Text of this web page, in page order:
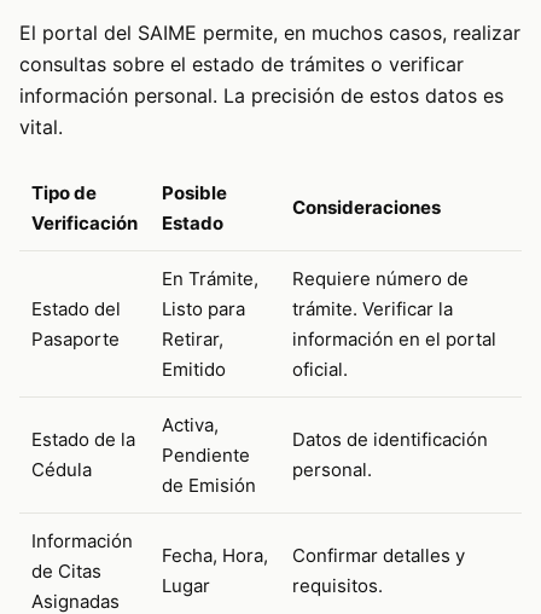
El portal del SAIME permite, en muchos casos, realizar
consultas sobre el estado de trámites o verificar
información personal. La precisión de estos datos es
vital.
Tipo de
Verificación
Posible
Estado
Consideraciones
Estado del
Pasaporte
En Trámite,
Listo para
Retirar,
Emitido
Requiere número de
trámite. Verificar la
información en el portal
oficial.
Estado de la
Cédula
Activa,
Pendiente
de Emisión
Datos de identificación
personal.
Información
de Citas
Asignadas
Fecha, Hora,
Lugar
Confirmar detalles y
requisitos.